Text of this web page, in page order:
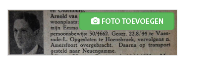
FOTO TOEVOEGEN